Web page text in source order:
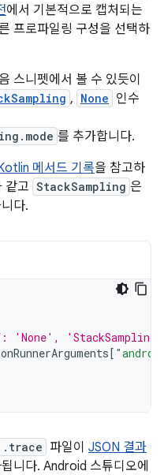
에서 기본적으로 캡처되는
프로파일링 구성을 선택하
스니펫에서 볼 수 있듯이
, None 인수
를 추가합니다.
메서드 기록을 참고하
같고 StackSampling 은
다.
'None',
[
.trace 파일이 JSON 결과
니다. Android 스튜디오에